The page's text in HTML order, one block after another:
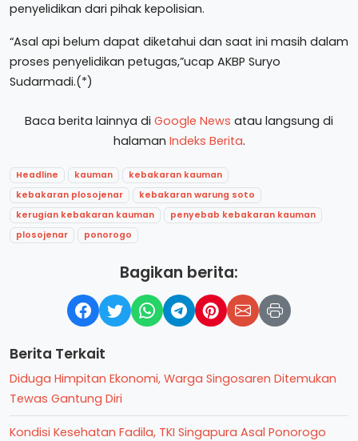
penyelidikan dari pihak kepolisian.
“Asal api belum dapat diketahui dan saat ini masih dalam
proses penyelidikan petugas,”ucap AKBP Suryo
Sudarmadi.(*)
Baca berita lainnya di Google News atau langsung di
halaman Indeks Berita.
Headline kauman
kebakaran kauman
kebakaran plosojenar
kebakaran warung soto
kerugian kebakaran kauman
penyebab kebakaran kauman
plosojenar
ponorogo
Bagikan berita:
Berita Terkait
Diduga Himpitan Ekonomi, Warga Singosaren Ditemukan
Tewas Gantung Diri
Kondisi Kesehatan Fadila, TKI Singapura Asal Ponorogo